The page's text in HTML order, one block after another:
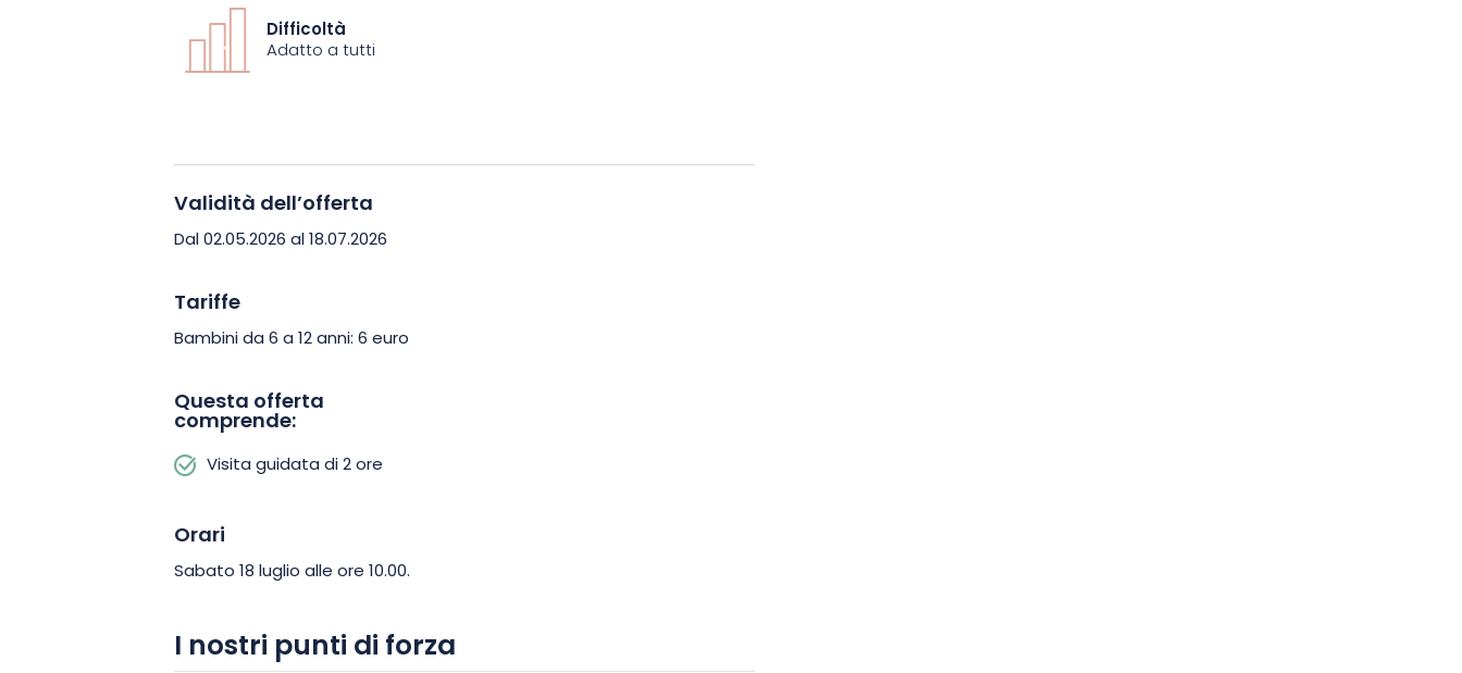
naturalezza, la qualità e il rispetto della natura.
Durante la visita, potrete godere di affascinanti spiegazioni sui metodi
mondo dell’artigianato, dei prodotti naturali e della produzione locale. È
un’ottima occasione per comprendere meglio gli impegni di un’azienda
a conduzione familiare impegnata a preservare metodi autentici e
saponificio artigianale di Grostenquin.
Difficoltà
Adatto a tutti
Validità dell’offerta
Dal 02.05.2026 al 18.07.2026
Tariffe
Bambini da 6 a 12 anni: 6 euro
Questa offerta
comprende:
Visita guidata di 2 ore
Orari
Sabato 18 luglio alle ore 10.00.
I nostri punti di forza